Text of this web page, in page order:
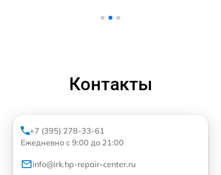
Контакты
+7 (395) 278-33-61
Ежедневно с 9:00 до 21:00
info@irk.hp-repair-center.ru